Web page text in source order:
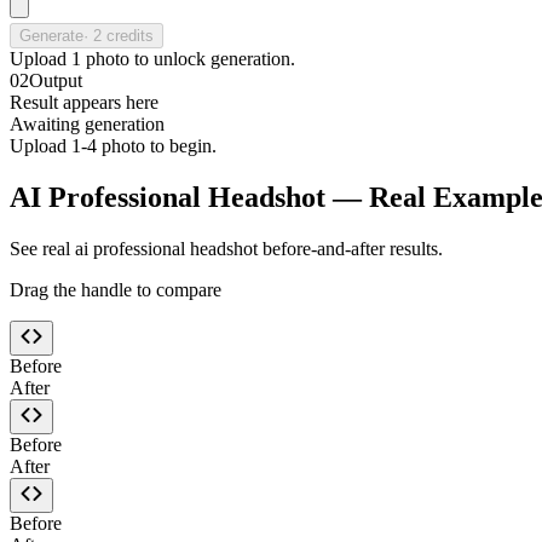
Generate· 2 credits
Upload 1 photo to unlock generation.
02Output
Result appears here
Awaiting generation
Upload 1-4 photo to begin.
AI Professional Headshot — Real
See real ai professional headshot before-and-after results.
Drag the handle to compare
Before
After
Before
After
Before